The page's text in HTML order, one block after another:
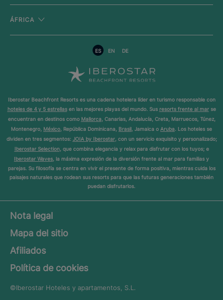
ÁFRICA
ES EN DE
Iberostar Beachfront Resorts es una cadena hotelera líder en turismo responsable con
hoteles de 4 y 5 estrellasen las mejores playas del mundo. Sus resorts frente al marse
encuentran en destinos como Mallorca, Canarias, Andalucía, Creta, Marruecos, Túnez,
Montenegro, México, República Dominicana, Brasil, Jamaica o Aruba. Los hoteles se
dividen en tres segmentos: JOIA by Iberostar, con un servicio exquisito y personalizado;
Iberostar Selection, que combina elegancia y relax para disfrutar con los tuyos; e
Iberostar Waves, la máxima expresión de la diversión frente al mar para familias y
parejas. Su filosofía se centra en vivir el presente de forma positiva, mientras cuida los
paisajes naturales que rodean sus resorts para que las futuras generaciones también
puedan disfrutarlos.
Nota legal
Mapa del sitio
Afiliados
Política de cookies
©Iberostar Hoteles y apartamentos, S.L.